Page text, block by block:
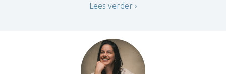
Lees verder